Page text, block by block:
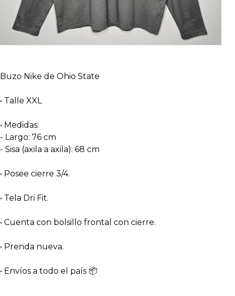
Buzo Nike de Ohio State
• Talle XXL
• Medidas:
- Largo: 76 cm
- Sisa (axila a axila): 68 cm
• Posee cierre 3/4.
• Tela Dri Fit.
• Cuenta con bolsillo frontal con cierre.
• Prenda nueva.
• Envíos a todo el país 📦